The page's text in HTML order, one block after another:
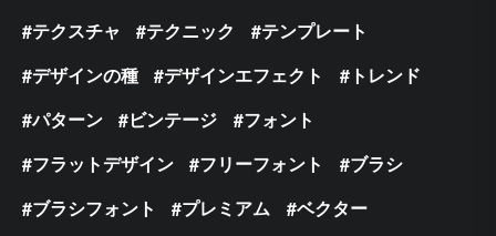
テクスチャ
テクニック
テンプレート
デザインの種
デザインエフェクト
トレンド
パターン
ビンテージ
フォント
フラットデザイン
フリーフォント
ブラシ
ブラシフォント
プレミアム
ベクター